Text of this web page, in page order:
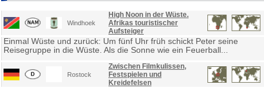
Windhoek
High Noon in der Wüste.
Afrikas touristischer
Aufsteiger
Einmal Wüste und zurück: Um fünf Uhr früh schickt Peter seine
Reisegruppe in die Wüste. Als die Sonne wie ein Feuerball...
Rostock
Zwischen Filmkulissen,
Festspielen und
Kreidefelsen